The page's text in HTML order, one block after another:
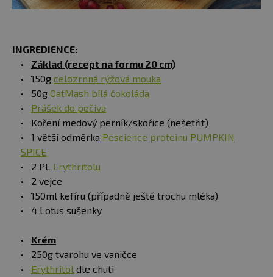
INGREDIENCE:
Základ (recept na formu 20 cm)
150g celozrnná rýžová mouka
50g OatMash bílá čokoláda
Prášek do pečiva
Koření medový perník/skořice (nešetřit)
1 větší odměrka Pescience proteinu PUMPKIN
SPICE
2 PL Erythritolu
2 vejce
150ml kefíru (případně ještě trochu mléka)
4 Lotus sušenky
Krém
250g tvarohu ve vaničce
Erythritol dle chuti